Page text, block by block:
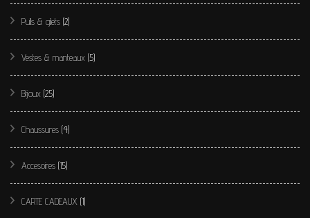
Pulls & gilets (2)
Vestes & manteaux (5)
Bijoux (25)
Chaussures (4)
Accesoires (15)
CARTE CADEAUX (1)